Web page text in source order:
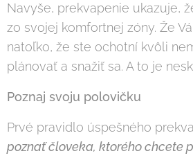
Navyše, prekvapenie ukazuje,
zo svojej komfortnej zóny. Že
natoľko, že ste ochotní kvôli
plánovať a snažiť sa. A to je
Poznaj svoju polovičku
Prvé pravidlo úspešného
poznať človeka, ktorého chcete